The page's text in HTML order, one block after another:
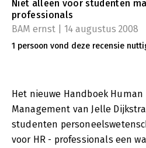
Niet alleen voor studenten
professionals
BAM ernst | 14 augustus 2008
1 persoon vond deze recensie
Het nieuwe Handboek Human
Management van Jelle
studenten
voor HR - professionals een